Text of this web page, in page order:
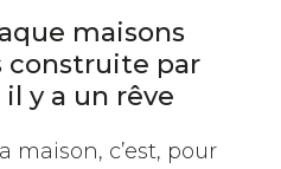
maisons
construite par
y a un rêve
maison, c’est, pour